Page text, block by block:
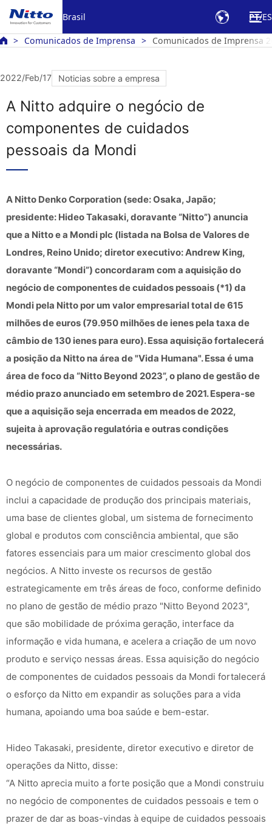
Brasil PT ES
Comunicados de Imprensa Comunicados de Imprensa
2022/Feb/17 Noticias sobre a empresa
A Nitto adquire o negócio de
componentes de cuidados
pessoais da Mondi
A Nitto Denko Corporation (sede: Osaka, Japão;
presidente: Hideo Takasaki, doravante “Nitto”) anuncia
que a Nitto e a Mondi plc (listada na Bolsa de Valores de
Londres, Reino Unido; diretor executivo: Andrew King,
doravante “Mondi”) concordaram com a aquisição do
negócio de componentes de cuidados pessoais (*1) da
Mondi pela Nitto por um valor empresarial total de 615
milhões de euros (79.950 milhões de ienes pela taxa de
câmbio de 130 ienes para euro). Essa aquisição fortalecerá
a posição da Nitto na área de "Vida Humana". Essa é uma
área de foco da “Nitto Beyond 2023”, o plano de gestão de
médio prazo anunciado em setembro de 2021. Espera-se
que a aquisição seja encerrada em meados de 2022,
sujeita à aprovação regulatória e outras condições
necessárias.
O negócio de componentes de cuidados pessoais da Mondi
inclui a capacidade de produção dos principais materiais,
uma base de clientes global, um sistema de fornecimento
global e produtos com consciência ambiental, que são
fatores essenciais para um maior crescimento global dos
negócios. A Nitto investe os recursos de gestão
estrategicamente em três áreas de foco, conforme definido
no plano de gestão de médio prazo "Nitto Beyond 2023",
que são mobilidade de próxima geração, interface da
informação e vida humana, e acelera a criação de um novo
produto e serviço nessas áreas. Essa aquisição do negócio
de componentes de cuidados pessoais da Mondi fortalecerá
o esforço da Nitto em expandir as soluções para a vida
humana, apoiando uma boa saúde e bem-estar.
Hideo Takasaki, presidente, diretor executivo e diretor de
operações da Nitto, disse:
“A Nitto aprecia muito a forte posição que a Mondi construiu
no negócio de componentes de cuidados pessoais e tem o
prazer de dar as boas-vindas à equipe de cuidados pessoais